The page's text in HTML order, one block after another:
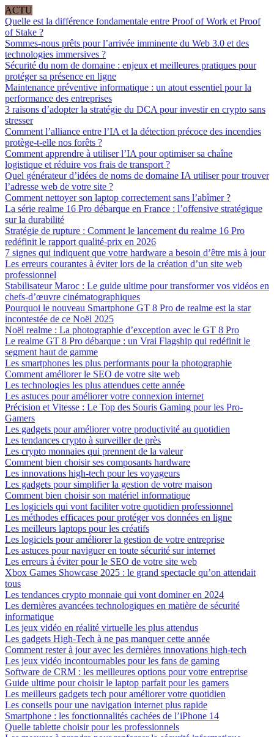
ACTU
Quelle est la différence fondamentale entre Proof of Work et Proof
of Stake ?
Sommes-nous prêts pour l’arrivée imminente du Web 3.0 et des
technologies immersives ?
Sécurité du nom de domaine : enjeux et meilleures pratiques pour
protéger sa présence en ligne
Maintenance préventive informatique : un atout essentiel pour la
performance des entreprises
3 raisons d’adopter la stratégie du DCA pour investir en crypto sans
stresser
Comment l’alliance entre l’IA et la détection précoce des incendies
protège-t-elle nos forêts ?
Comment apprendre à utiliser l’IA pour optimiser sa chaîne
logistique et réduire vos frais de transport ?
Quel générateur d’idées de noms de domaine IA utiliser pour trouver
l’adresse web de votre site ?
Comment nettoyer son laptop correctement sans l’abîmer ?
La série realme 16 Pro débarque en France : l’offensive stratégique
sur la durabilité
Stratégie de rupture : Comment le lancement du realme 16 Pro
redéfinit le rapport qualité-prix en 2026
7 signes qui indiquent que votre hardware a besoin d’être mis à jour
Les erreurs courantes à éviter lors de la création d’un site web
professionnel
Stabilisateur Maroc : Le guide ultime pour transformer vos vidéos en
chefs-d’œuvre cinématographiques
Pourquoi le nouveau Smartphone GT 8 Pro de realme est la star
incontestée de ce Noël 2025
Noël realme : La photographie d’exception avec le GT 8 Pro
Le realme GT 8 Pro débarque : un Vrai Flagship qui redéfinit le
segment haut de gamme
Les smartphones les plus performants pour la photographie
Comment améliorer le SEO de votre site web
Les technologies les plus attendues cette année
Les astuces pour améliorer votre connexion internet
Précision et Vitesse : Le Top des Souris Gaming pour les Pro-
Gamers
Les gadgets pour améliorer votre productivité au quotidien
Les tendances crypto à surveiller de près
Les crypto monnaies qui prennent de la valeur
Comment bien choisir ses composants hardware
Les innovations high-tech pour les voyageurs
Les gadgets pour simplifier la gestion de votre maison
Comment bien choisir son matériel informatique
Les logiciels qui vont faciliter votre quotidien professionnel
Les méthodes efficaces pour protéger vos données en ligne
Les meilleurs laptops pour les créatifs
Les logiciels pour améliorer la gestion de votre entreprise
Les astuces pour naviguer en toute sécurité sur internet
Les erreurs à éviter pour le SEO de votre site web
Xbox Games Showcase 2025 : le grand spectacle qu’on attendait
tous
Les tendances crypto monnaie qui vont dominer en 2024
Les dernières avancées technologiques en matière de sécurité
informatique
Les jeux vidéo en réalité virtuelle les plus attendus
Les gadgets High-Tech à ne pas manquer cette année
Comment rester à jour avec les dernières innovations high-tech
Les jeux vidéo incontournables pour les fans de gaming
Software de CRM : les meilleures options pour votre entreprise
Guide ultime pour choisir le laptop parfait pour les gamers
Les meilleurs gadgets tech pour améliorer votre quotidien
Les conseils pour une navigation internet plus rapide
Smartphone : les fonctionnalités cachées de l’iPhone 14
Quelle tablette choisir pour les professionnels